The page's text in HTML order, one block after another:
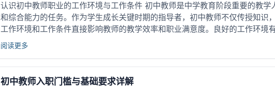
认识初中教师职业的工作环境与工作条件 初中教师是中学教育阶段重要的教
和综合能力的任务。作为学生成长关键时期的指导者，初中教师不仅传授知识
工作环境和工作条件直接影响教师的教学效率和职业满意度。良好的工作环境
阅读更多
初中教师入职门槛与基础要求详解